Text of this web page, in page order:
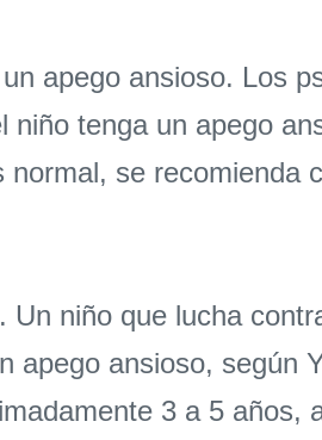
apego ansioso. Los
tenga un apego
se recomienda
niño que lucha
apego ansioso, según
3 a 5 años,